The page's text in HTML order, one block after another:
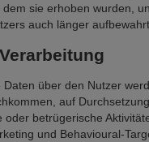
sie erhoben wurden,
auch länger
Daten über den Nutzer
auf
oder betrügerische
und Behavioural-